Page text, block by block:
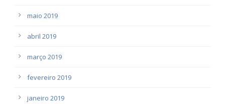
maio 2019
abril 2019
março 2019
fevereiro 2019
janeiro 2019